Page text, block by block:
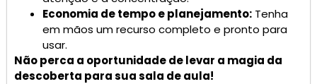
Economia de tempo e planejamento: Tenha
em mãos um recurso completo e pronto para
usar.
Não perca a oportunidade de levar a magia da
descoberta para sua sala de aula!